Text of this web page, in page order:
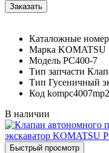
Каталожные
Марка KOMATSU
Модель PC400-7
Тип запчасти
Тип Гусеничный
Код
В наличии